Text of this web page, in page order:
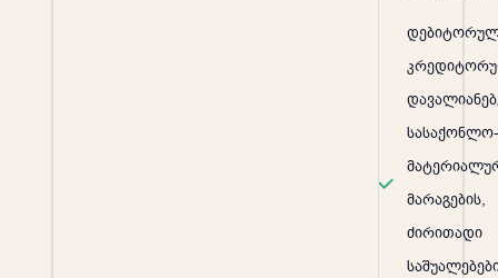
სასაქონლო-
მარაგების,
ძირითადი